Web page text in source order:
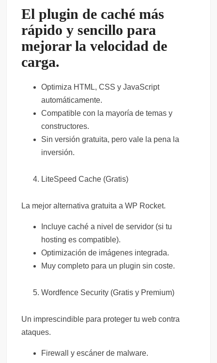
El plugin de caché más
rápido y sencillo para
mejorar la velocidad de
carga.
Optimiza HTML, CSS y JavaScript
automáticamente.
Compatible con la mayoría de temas y
constructores.
Sin versión gratuita, pero vale la pena la
inversión.
LiteSpeed Cache (Gratis)
La mejor alternativa gratuita a WP Rocket.
Incluye caché a nivel de servidor (si tu
hosting es compatible).
Optimización de imágenes integrada.
Muy completo para un plugin sin coste.
Wordfence Security (Gratis y Premium)
Un imprescindible para proteger tu web contra
ataques.
Firewall y escáner de malware.